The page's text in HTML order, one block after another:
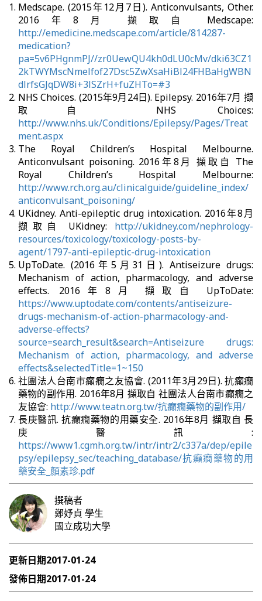
Medscape. (2015年12月7日). Anticonvulsants, Other.
2016年8月 擷取自 Medscape:
http://emedicine.medscape.com/article/814287-
medication?
pa=5v6PHgnmPJ//zr0UewQU4kh0dLU0cMv/dki63CZ1
2kTWYMscNmelfof27Dsc5ZwXsaHiBl24FHBaHgWBN
dlrfsGJqDW8i+3lSZrH+fuZHTo=#3
NHS Choices. (2015年9月24日). Epilepsy. 2016年7月 擷
取自 NHS Choices:
http://www.nhs.uk/Conditions/Epilepsy/Pages/Treat
ment.aspx
The Royal Children’s Hospital Melbourne.
Anticonvulsant poisoning. 2016年8月 擷取自 The
Royal Children’s Hospital Melbourne:
http://www.rch.org.au/clinicalguide/guideline_index/
anticonvulsant_poisoning/
UKidney. Anti-epileptic drug intoxication. 2016年8月
擷取自 UKidney: http://ukidney.com/nephrology-
resources/toxicology/toxicology-posts-by-
agent/1797-anti-epileptic-drug-intoxication
UpToDate. (2016年5月31日). Antiseizure drugs:
Mechanism of action, pharmacology, and adverse
effects. 2016年8月 擷取自 UpToDate:
https://www.uptodate.com/contents/antiseizure-
drugs-mechanism-of-action-pharmacology-and-
adverse-effects?
source=search_result&search=Antiseizure drugs:
Mechanism of action, pharmacology, and adverse
effects&selectedTitle=1~150
社團法人台南市癲癇之友協會. (2011年3月29日). 抗癲癇
藥物的副作用. 2016年8月 擷取自 社團法人台南市癲癇之
友協會: http://www.teatn.org.tw/抗癲癇藥物的副作用/
長庚醫訊. 抗癲癇藥物的用藥安全. 2016年8月 擷取自 長
庚醫訊:
https://www1.cgmh.org.tw/intr/intr2/c337a/dep/epile
psy/epilepsy_sec/teaching_database/抗癲癇藥物的用
藥安全_顏素珍.pdf
撰稿者
鄭妤貞 學生
國立成功大學
更新日期2017-01-24
發佈日期2017-01-24